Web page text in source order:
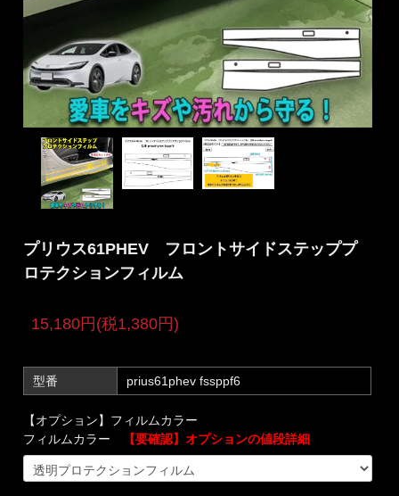
プリウス61PHEV フロントサイドステッププ
ロテクションフィルム
15,180円(税1,380円)
型番 prius61phev fssppf6
【オプション】フィルムカラー
フィルムカラー
【要確認】オプションの値段詳細